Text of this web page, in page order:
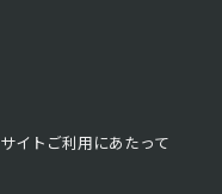
サイトご利用にあたって